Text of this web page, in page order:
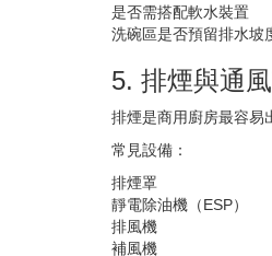
是否需搭配軟水裝置
洗碗區是否預留排水坡
5. 排煙與通
排煙是商用廚房最容易
常見設備：
排煙罩
靜電除油機（ESP）
排風機
補風機